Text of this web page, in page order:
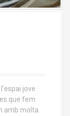
jove
que fem
amb molta